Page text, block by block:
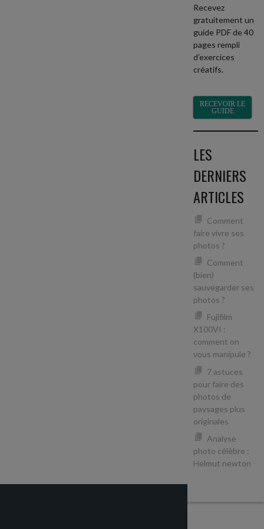
Recevez
gratuitement un
guide PDF de 40
pages rempli
d’exercices
créatifs.
RECEVOIR LE
GUIDE
LES
DERNIERS
ARTICLES
Comment
faire vivre ses
photos ?
Comment
(bien)
sauvegarder ses
photos ?
Fujifilm
X100VI :
comment on
vous manipule ?
7 astuces
pour faire des
photos de
paysages plus
originales
Analyse
photo célèbre :
Helmut newton